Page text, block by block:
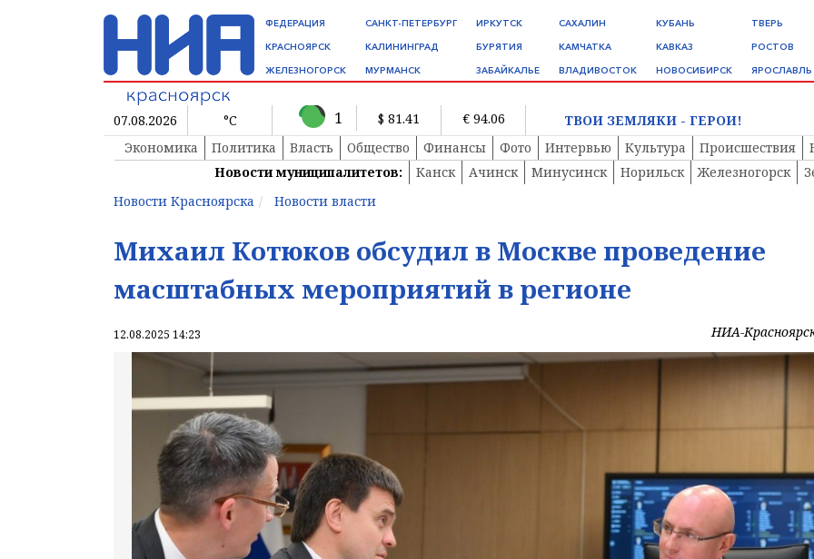
ФЕДЕРАЦИЯ
КРАСНОЯРСК
ЖЕЛЕЗНОГОРСК
САНКТ-ПЕТЕРБУРГ
КАЛИНИНГРАД
МУРМАНСК
ИРКУТСК
БУРЯТИЯ
ЗАБАЙКАЛЬЕ
САХАЛИН
КАМЧАТКА
ВЛАДИВОСТОК
КУБАНЬ
КАВКАЗ
НОВОСИБИРСК
ТВЕРЬ
РОСТОВ
ЯРОСЛАВЛЬ
07.08.2026 °C 1 $ 81.41 € 94.06
ТВОИ ЗЕМЛЯКИ - ГЕРОИ!
Экономика
Политика Власть Общество Финансы Фото Интервью Культура Происшествия
Новости муниципалитетов:
Канск Ачинск Минусинск Норильск Железногорск
Новости Красноярска
Новости власти
Михаил Котюков обсудил в Москве проведение
масштабных мероприятий в регионе
12.08.2025 14:23 НИА-